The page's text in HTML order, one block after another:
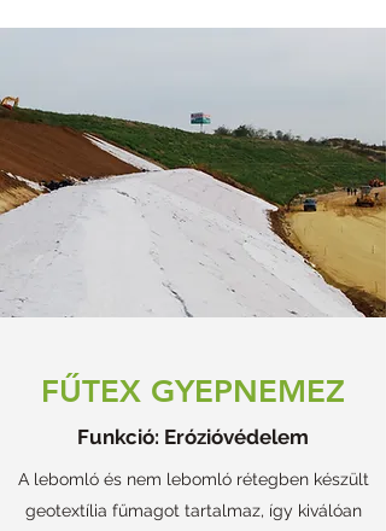
FŰTEX GYEPNEMEZ
Funkció: Erózióvédelem
A lebomló és nem lebomló rétegben készült
geotextília fűmagot tartalmaz, így kiválóan